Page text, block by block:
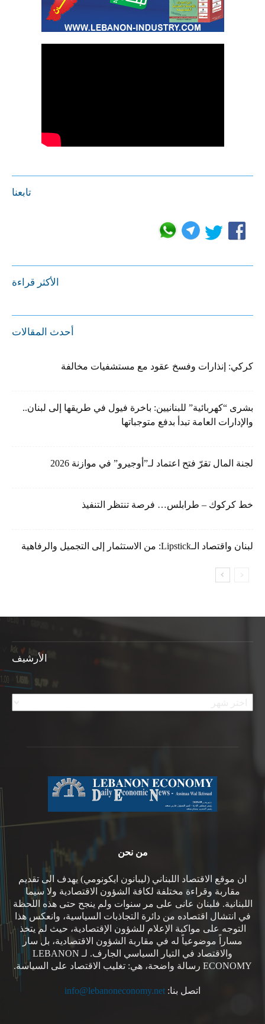
تابعنا
الأكثر قراءة
أحدث المقالات
كركي: إنذارات وفسخ عقود مع مستشفيات مخالفة
بشرى “كهربائية” للبنانيين: باخرة فيول في طريقها إلى لبنان..
والإدارات العامة تبدأ بدفع متوجباتها
لجنة المال تقرّ فتح اعتماد لـ”أوجيرو” في موازنة 2026
خط كركوك – طرابلس… فرصة تنتظر التنفيذ
لبنان واقتصاد الـLipstick: من الاستثمار إلى التجميل والرفاهية
الأرشيف
الأرشيف
من نحن
ان موقع الاقتصاد اللبناني (ليبانون ايكونومي) يهدف الى تقديم
مقاربة وقراءة مختلفة لكافة الشؤون الاقتصادية ولا سيما
اللبنانية. فلبنان عانى على مر سنوات ولم ينجح حتى هذه اللحظة
في انتشال اقتصاده من دائرة التجاذبات السياسية، وانعكس هذا
التوجه على مواكبة الإعلام للشؤون الإقتصادية، حيث لم يتخذ
مساراً موضوعياً له في مقاربة الشؤون الاقتصادية، بل سار
والاقتصاد في التيار السياسي الجارف. لـ LEBANON
ECONOMY رسالة واضحة، هي: تغليب الاقتصاد على السياسة.
اتصل بنا: info@lebanoneconomy.net